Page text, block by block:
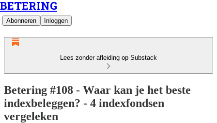
BETERING
Abonneren Inloggen
Lees zonder afleiding op Substack
Betering #108 - Waar kan je het beste
indexbeleggen? - 4 indexfondsen
vergeleken